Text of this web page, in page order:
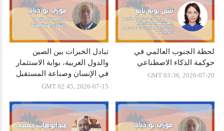
لحظة الجنوب العالمي في
حوكمة الذكاء الاصطناعي
GMT 03:36, 2026-07-20
تبادل الخبرات بين الصين
والدول العربية، بوابة الاستثمار
في الإنسان وصناعة المستقبل
GMT 02:45, 2026-07-15